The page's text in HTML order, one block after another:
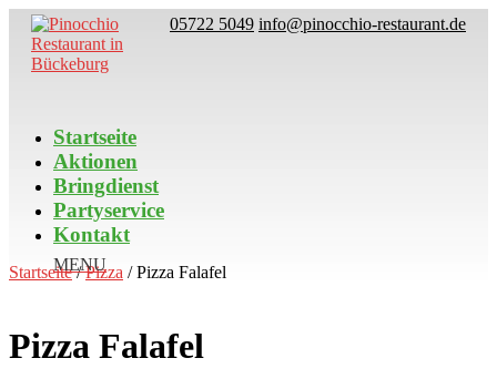
05722 5049 info@pinocchio-restaurant.de
Startseite
Aktionen
Bringdienst
Partyservice
Kontakt
Startseite/Pizza / Pizza Falafel
Pizza Falafel